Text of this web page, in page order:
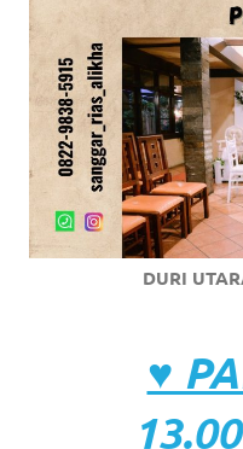
DURI
♥